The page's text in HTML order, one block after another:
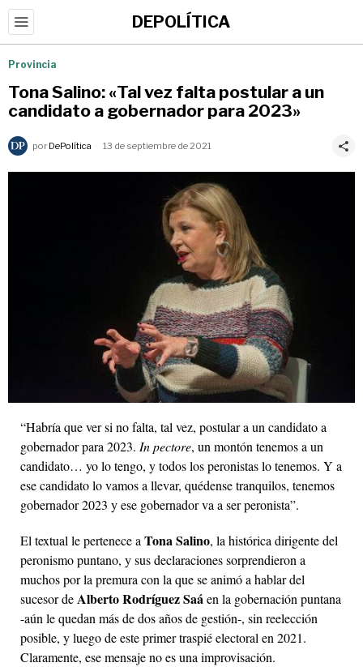
DEPOLÍTICA
Provincia
Tona Salino: «Tal vez falta postular a un
candidato a gobernador para 2023»
por DePolítica 13 de septiembre de 2021
“Habría que ver si no falta, tal vez, postular a un candidato a
gobernador para 2023. In pectore, un montón tenemos a un
candidato… yo lo tengo, y todos los peronistas lo tenemos. Y a
ese candidato lo vamos a llevar, quédense tranquilos, tenemos
gobernador 2023 y ese gobernador va a ser peronista”.
El textual le pertenece aTona Salino, la histórica dirigente del
peronismo puntano, y sus declaraciones sorprendieron a
muchos por la premura con la que se animó a hablar del
sucesor deAlberto Rodríguez Saáen la gobernación puntana
-aún le quedan más de dos años de gestión-, sin reelección
posible, y luego de este primer traspié electoral en 2021.
Claramente, ese mensaje no es una improvisación.